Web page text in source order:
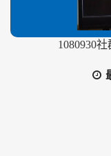
1080930